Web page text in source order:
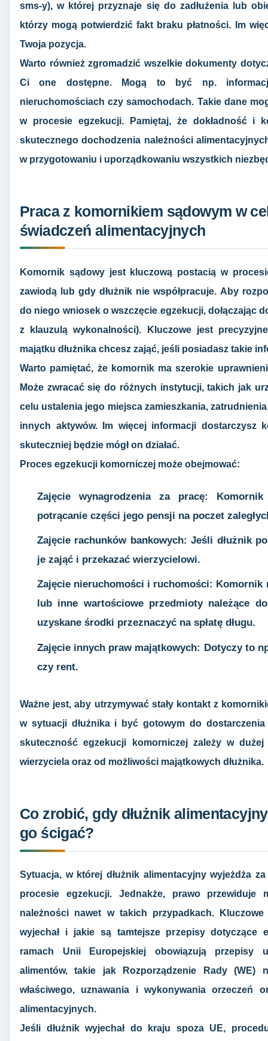
sms-y), w której przyznaje się do zadłużenia lub
którzy mogą potwierdzić fakt braku płatności. Im
Twoja pozycja.
Warto również zgromadzić wszelkie dokumenty
Ci one dostępne. Mogą to być np.
nieruchomościach czy samochodach. Takie dane
w procesie egzekucji. Pamiętaj, że dokładność i
skutecznego dochodzenia należności
w przygotowaniu i uporządkowaniu wszystkich
Praca z komornikiem sądowym w
świadczeń alimentacyjnych
Komornik sądowy jest kluczową postacią w
zawiodą lub gdy dłużnik nie współpracuje. Aby
do niego wniosek o wszczęcie egzekucji, dołączając
z klauzulą wykonalności). Kluczowe jest
majątku dłużnika chcesz zająć, jeśli posiadasz takie
Warto pamiętać, że komornik ma szerokie
Może zwracać się do różnych instytucji, takich jak
celu ustalenia jego miejsca zamieszkania,
innych aktywów. Im więcej informacji dostarczysz
skuteczniej będzie mógł on działać.
Proces egzekucji komorniczej może obejmować:
Zajęcie wynagrodzenia za pracę:
potrącanie części jego pensji na poczet
Zajęcie rachunków bankowych: Jeśli dłużnik
je zająć i przekazać wierzycielowi.
Zajęcie nieruchomości i ruchomości: Komornik
lub inne wartościowe przedmioty należące
uzyskane środki przeznaczyć na spłatę długu.
Zajęcie innych praw majątkowych: Dotyczy to
czy rent.
Ważne jest, aby utrzymywać stały kontakt z
w sytuacji dłużnika i być gotowym do
skuteczność egzekucji komorniczej zależy w
wierzyciela oraz od możliwości majątkowych dłużnika.
Co zrobić, gdy dłużnik
go ścigać?
Sytuacja, w której dłużnik alimentacyjny wyjeżdża
procesie egzekucji. Jednakże, prawo przewiduje
należności nawet w takich przypadkach.
wyjechał i jakie są tamtejsze przepisy dotyczące
ramach Unii Europejskiej obowiązują przepisy
alimentów, takie jak Rozporządzenie Rady (WE)
właściwego, uznawania i wykonywania orzeczeń
alimentacyjnych.
Jeśli dłużnik wyjechał do kraju spoza UE,